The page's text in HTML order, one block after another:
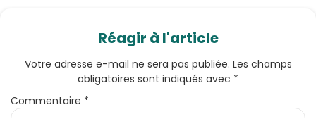
Réagir à l'article
Votre adresse e-mail ne sera pas publiée. Les champs
obligatoires sont indiqués avec *
Commentaire *